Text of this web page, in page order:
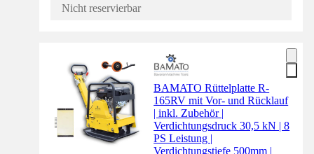
Nicht reservierbar
BAMATO Rüttelplatte R-
165RV mit Vor- und Rücklauf
| inkl. Zubehör |
Verdichtungsdruck 30,5 kN | 8
PS Leistung |
Verdichtungstiefe 500mm |